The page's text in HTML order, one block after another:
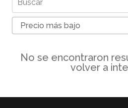
Precio más bajo
No se encontraron
volver a